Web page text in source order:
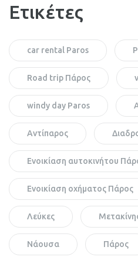
Ετικέτες
car rental Paros
Road trip Πάρος
windy day Paros
Αντίπαρος
Ενοικίαση αυτοκινήτου
Ενοικίαση οχήματος Πάρος
Λεύκες
Νάουσα Πάρος